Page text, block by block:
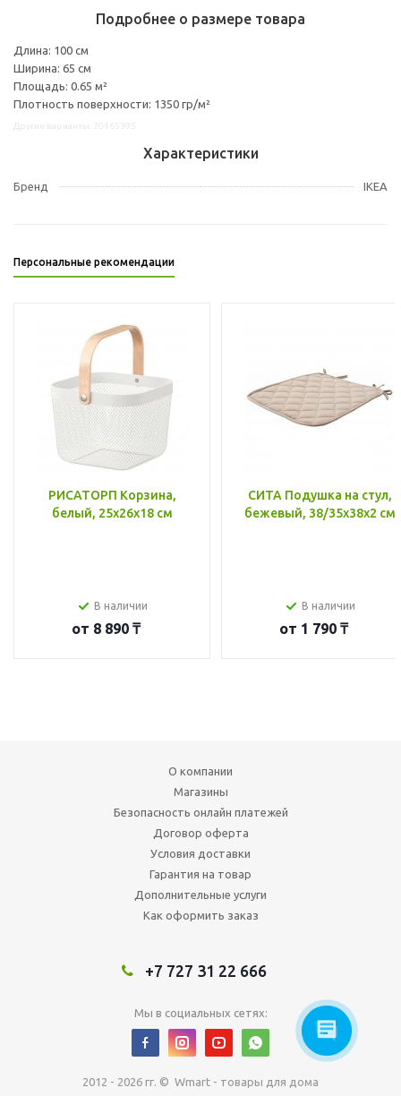
Подробнее о размере товара
Длина: 100 см
Ширина: 65 см
Площадь: 0.65 м²
Плотность поверхности: 1350 гр/м²
Характеристики
Бренд IKEA
Персональные рекомендации
РИСАТОРП Корзина,
белый, 25x26x18 см
В наличии
от 8 890 ₸
СИТА Подушка на стул,
бежевый, 38/35x38x2 см
В наличии
от 1 790 ₸
О компании
Магазины
Безопасность онлайн платежей
Договор оферта
Условия доставки
Гарантия на товар
Дополнительные услуги
Как оформить заказ
+7 727 31 22 666
Мы в социальных сетях:
2012 - 2026 гг. © Wmart - товары для дома